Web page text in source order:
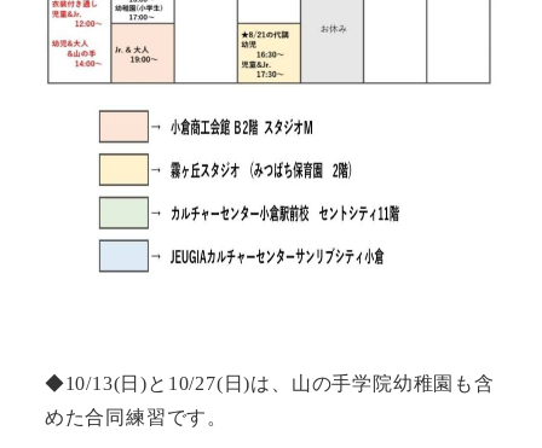
◆10/13(日)と10/27(日)は、山の手学院幼稚園も含
めた合同練習です。